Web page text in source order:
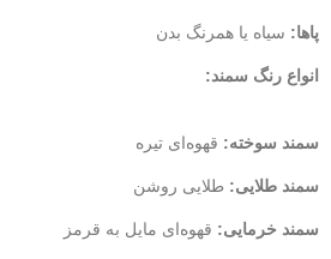
پاها: سیاه یا همرنگ بدن
انواع رنگ سمند:
سمند سوخته: قهوه‌ای تیره
سمند طلایی: طلایی روشن
سمند خرمایی: قهوه‌ای مایل به قرمز